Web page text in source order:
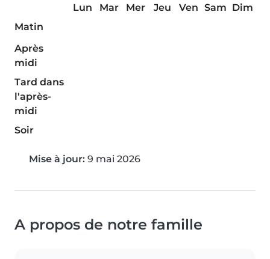
Lun Mar Mer Jeu Ven Sam Dim
Matin
Après
midi
Tard dans
l'après-
midi
Soir
Mise à jour: 9 mai 2026
A propos de notre famille